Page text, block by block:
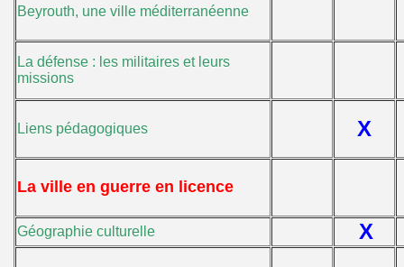
Beyrouth, une ville méditerranéenne
La défense : les militaires et leurs
missions
Liens pédagogiques X
La ville en guerre en licence
Géographie culturelle X